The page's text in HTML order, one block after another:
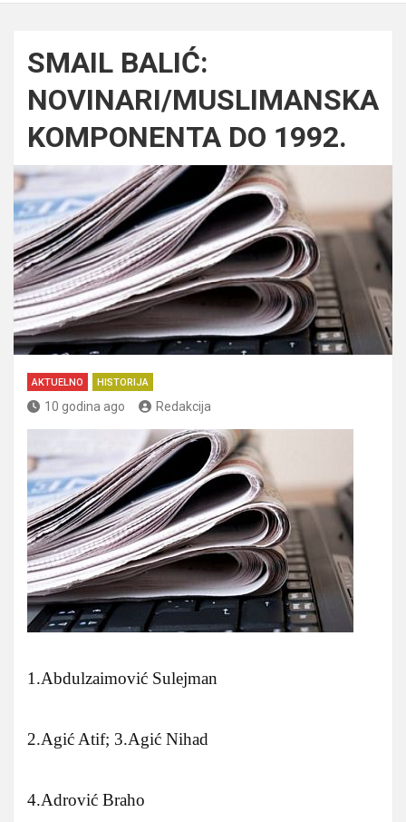
SMAIL BALIĆ:
NOVINARI/MUSLIMANSKA
KOMPONENTA DO 1992.
AKTUELNO HISTORIJA
10 godina ago Redakcija
1.Abdulzaimović Sulejman
2.Agić Atif; 3.Agić Nihad
4.Adrović Braho